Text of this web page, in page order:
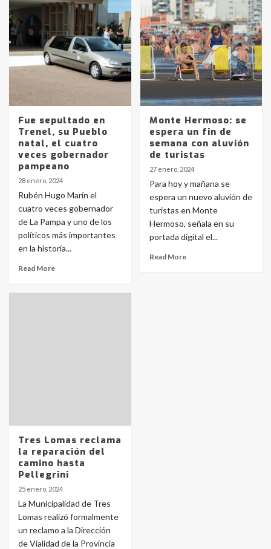
Fue sepultado en
Trenel, su Pueblo
natal, el cuatro
veces gobernador
pampeano
28 enero, 2024
Rubén Hugo Marín el
cuatro veces gobernador
de La Pampa y uno de los
políticos más importantes
en la historia...
Read More
Monte Hermoso: se
espera un fin de
semana con aluvión
de turistas
27 enero, 2024
Para hoy y mañana se
espera un nuevo aluvión de
turistas en Monte
Hermoso, señala en su
portada digital el...
Read More
Tres Lomas reclama
la reparación del
camino hasta
Pellegrini
25 enero, 2024
La Municipalidad de Tres
Lomas realizó formalmente
un reclamo a la Dirección
de Vialidad de la Provincia
4
Accidente en Ruta 5: falleció un
joven de Trenque Lauquen
5
Los precios de los combustibles en
La Pampa, desde YPF hasta Axion